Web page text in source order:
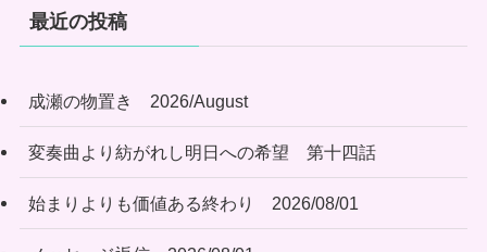
最近の投稿
成瀬の物置き 2026/August
変奏曲より紡がれし明日への希望 第十四話
始まりよりも価値ある終わり 2026/08/01